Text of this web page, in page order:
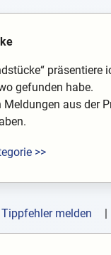
gefunden habe.
Meldungen aus der
>>
| Tippfehler melden